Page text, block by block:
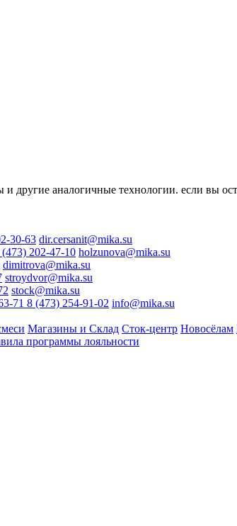
другие аналогичные технологии. если вы
30-63 dir.cersanit@mika.su
(473) 202-47-10 holzunova@mika.su
dimitrova@mika.su
stroydvor@mika.su
stock@mika.su
71 8 (473) 254-91-02 info@mika.su
Магазины и Склад Сток-центр Новосёлам
программы лояльности